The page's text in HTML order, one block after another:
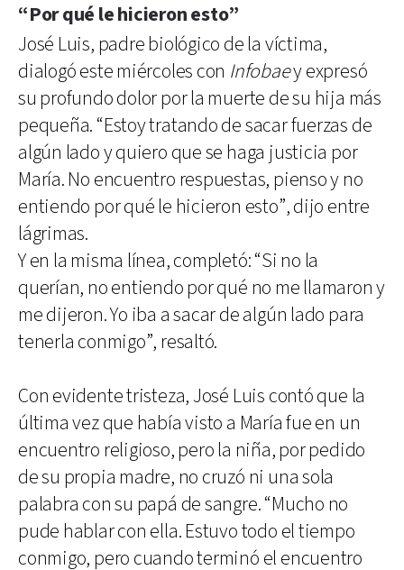
“Por qué le hicieron esto”
José Luis, padre biológico de la víctima,
dialogó este miércoles con Infobaey expresó
su profundo dolor por la muerte de su hija más
pequeña. “Estoy tratando de sacar fuerzas de
algún lado y quiero que se haga justicia por
María. No encuentro respuestas, pienso y no
entiendo por qué le hicieron esto”, dijo entre
lágrimas.
Y en la misma línea, completó: “Si no la
querían, no entiendo por qué no me llamaron y
me dijeron. Yo iba a sacar de algún lado para
tenerla conmigo”, resaltó.
Con evidente tristeza, José Luis contó que la
última vez que había visto a María fue en un
encuentro religioso, pero la niña, por pedido
de su propia madre, no cruzó ni una sola
palabra con su papá de sangre. “Mucho no
pude hablar con ella. Estuvo todo el tiempo
conmigo, pero cuando terminó el encuentro